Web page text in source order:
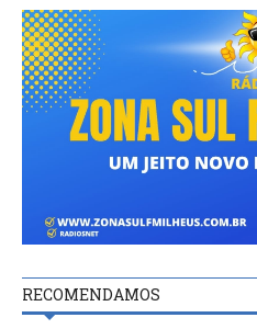
RECOMENDAMOS